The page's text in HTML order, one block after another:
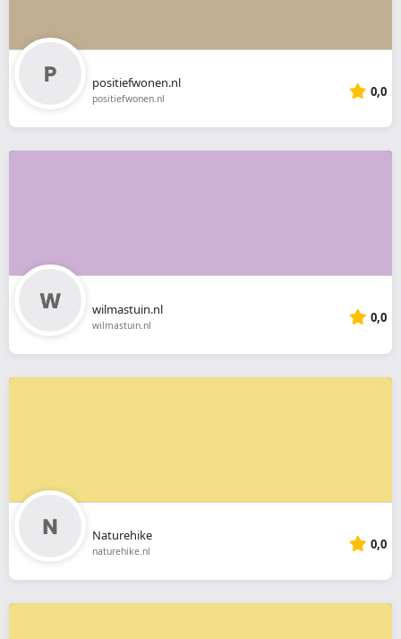
positiefwonen.nl
positiefwonen.nl 0,0
wilmastuin.nl
wilmastuin.nl 0,0
Naturehike
naturehike.nl 0,0